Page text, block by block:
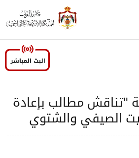
"تناقش مطالب بإعادة
الصيفي والشتوي